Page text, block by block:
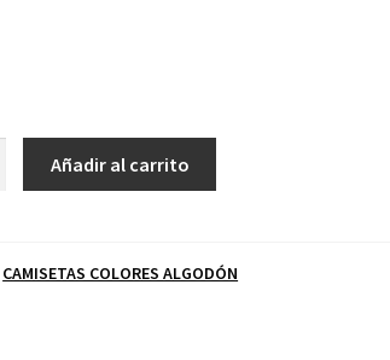
Añadir al carrito
CAMISETAS COLORES ALGODÓN